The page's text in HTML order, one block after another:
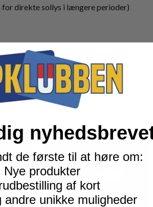
direkte sollys i længere perioder)
de første til at høre om:
Nye produkter
af kort
andre unikke muligheder